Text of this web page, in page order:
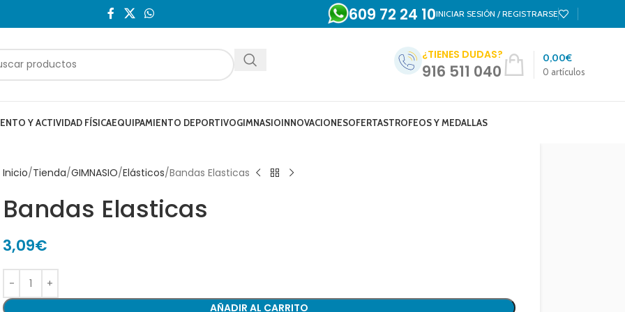
609 72 24 10INICIAR SESIÓN / REGISTRARSE
¿TIENES DUDAS?
916 511 040 0 artículos
0,00€
Y ACTIVIDAD FÍSICAEQUIPAMIENTO DEPORTIVOGIMNASIOINNOVACIONESOFERTASTROFEOS Y MEDALLAS
Inicio Tienda GIMNASIO Elásticos Bandas Elasticas
Bandas Elasticas
3,09€
AÑADIR AL CARRITO